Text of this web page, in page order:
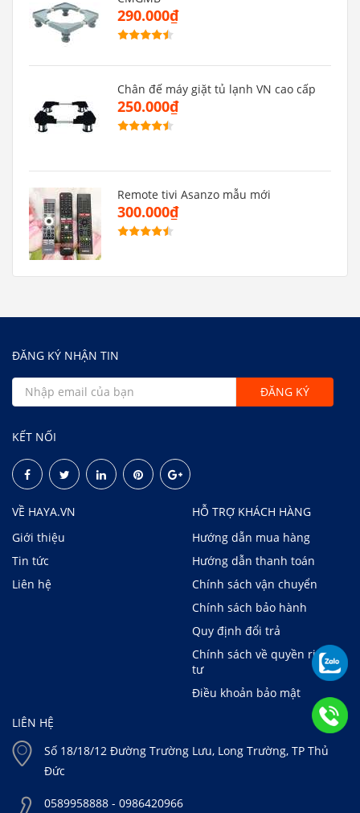
290.000₫
Chân đế máy giặt tủ lạnh VN cao cấp
250.000₫
Remote tivi Asanzo mẫu mới
300.000₫
ĐĂNG KÝ NHẬN TIN
KẾT NỐI
VỀ HAYA.VN
Giới thiệu
Tin tức
Liên hệ
HỖ TRỢ KHÁCH HÀNG
Hướng dẫn mua hàng
Hướng dẫn thanh toán
Chính sách vận chuyển
Chính sách bảo hành
Quy định đổi trả
Chính sách về quyền riêng
tư
Điều khoản bảo mật
LIÊN HỆ
Số 18/18/12 Đường Trường Lưu, Long Trường, TP Thủ
Đức
0589958888 - 0986420966